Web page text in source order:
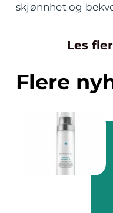
skjønnhet og
Les
Flere